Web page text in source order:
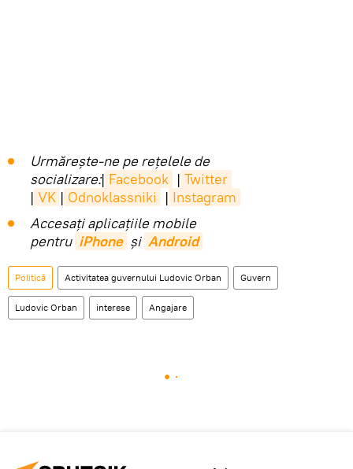
Urmărește-ne pe rețelele de
socializare:| Facebook | Twitter
| VK | Odnoklassniki | Instagram
Accesaţi aplicaţiile mobile
pentru iPhone și Android
Politică Activitatea guvernului Ludovic Orban Guvern
Ludovic Orban interese Angajare